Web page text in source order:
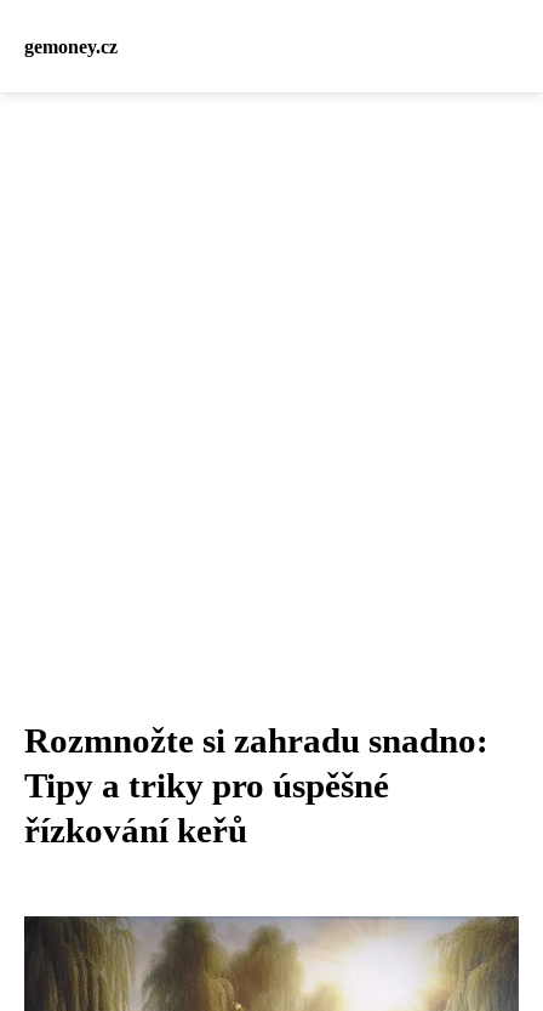
gemoney.cz
Rozmnožte si zahradu snadno:
Tipy a triky pro úspěšné
řízkování keřů